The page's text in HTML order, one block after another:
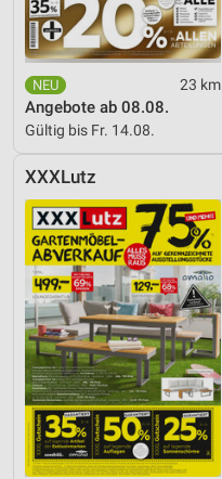
23 km
Angebote ab 08.08.
Gültig bis Fr. 14.08.
XXXLutz
Werbung